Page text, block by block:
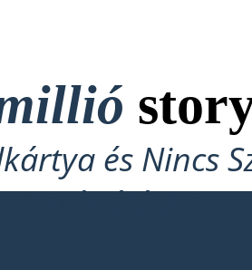
és Nincs
Kipróbáláshoz!